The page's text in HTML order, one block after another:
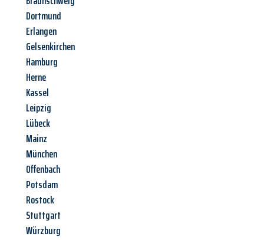
Dortmund
Erlangen
Gelsenkirchen
Hamburg
Herne
Kassel
Leipzig
Lübeck
Mainz
München
Offenbach
Potsdam
Rostock
Stuttgart
Würzburg